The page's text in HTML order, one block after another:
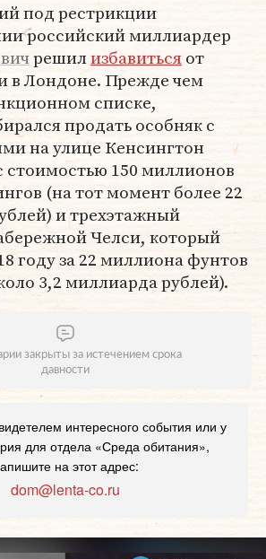
под рестрикции
российский миллиардер
решилизбавитьсяот
в Лондоне. Прежде чем
списке,
продать особняк с
на улице Кенсингтон
стоимостью 150 миллионов
(на тот момент более 22
и трехэтажный
Челси, который
году за 22 миллиона фунтов
3,2 миллиарда рублей).
закрыты за истечением срока
давности
интересного события или у
для отдела «Среда обитания»,
на этот адрес:
dom@lenta-co.ru